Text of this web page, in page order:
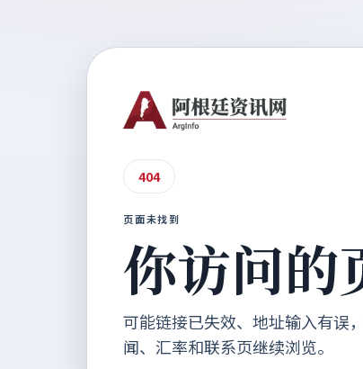
404
页面未找到
你访问的
可能链接已失效、地址输入有误
闻、汇率和联系页继续浏览。